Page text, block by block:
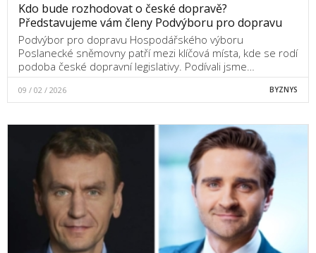
Kdo bude rozhodovat o české dopravě?
Představujeme vám členy Podvýboru pro dopravu
Podvýbor pro dopravu Hospodářského výboru
Poslanecké sněmovny patří mezi klíčová místa, kde se rodí
podoba české dopravní legislativy. Podívali jsme…
09 / 02 / 2026 BYZNYS